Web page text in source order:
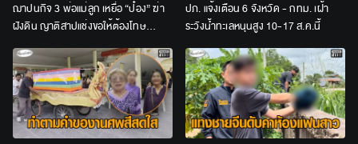
ฌาปนกิจ 3 พ่อแม่ลูก เหยื่อ “ป๋อง” ฆ่า
ฝังดิน ญาติสาปแช่งขอให้ต้องโทษ
ประหาร
ปภ. แจ้งเตือน 6 จังหวัด - กทม. เฝ้า
ระวังน้ำทะเลหนุนสูง 10-17 ส.ค.นี้